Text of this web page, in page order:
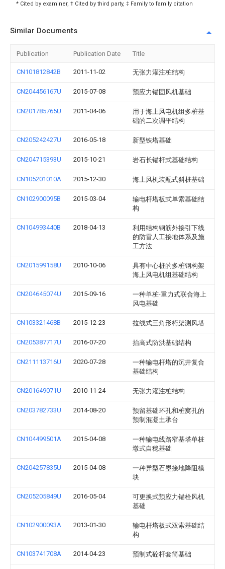
* Cited by examiner, † Cited by third party, ‡ Family to family citation
Similar Documents
Publication Publication Date Title
CN101812842B 2011-11-02 无张力灌注桩结构
CN204456167U 2015-07-08 预应力锚固风机基础
CN201785765U 2011-04-06
用于海上风电机组多桩基
础的二次调平结构
CN205242427U 2016-05-18 新型铁塔基础
CN204715393U 2015-10-21 岩石长锚杆式基础结构
CN105201010A 2015-12-30 海上风机装配式斜桩基础
CN102900095B 2015-03-04
输电杆塔板式单索基础结
构
CN104993440B 2018-04-13
利用结构钢筋外接引下线
的防雷人工接地体系及施
工方法
CN201599158U 2010-10-06
具有中心桩的多桩钢构架
海上风电机组基础结构
CN204645074U 2015-09-16
一种单桩-重力式联合海上
风电基础
CN103321468B 2015-12-23 拉线式三角形桁架测风塔
CN205387717U 2016-07-20 抬高式防洪基础结构
CN211113716U 2020-07-28
一种输电杆塔的沉井复合
基础结构
CN201649071U 2010-11-24 无张力灌注桩结构
CN203782733U 2014-08-20
预留基础环孔和桩窝孔的
预制混凝土承台
CN104499501A 2015-04-08
一种输电线路窄基塔单桩
墩式自稳基础
CN204257835U 2015-04-08
一种异型石墨接地降阻模
块
CN205205849U 2016-05-04
可更换式预应力锚栓风机
基础
CN102900093A 2013-01-30
输电杆塔板式双索基础结
构
CN103741708A 2014-04-23 预制式砼杆套筒基础